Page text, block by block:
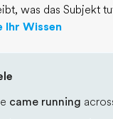
was das Subjekt
Ihr Wissen
came running